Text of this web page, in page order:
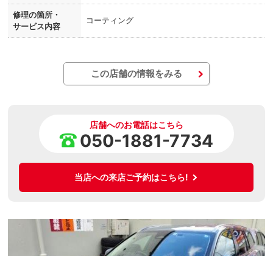
修理の箇所・
サービス内容
コーティング
この店舗の情報をみる
店舗へのお電話はこちら
050-1881-7734
当店への来店ご予約はこちら!